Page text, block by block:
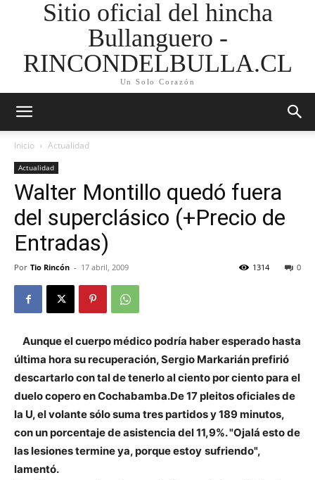
Sitio oficial del hincha
Bullanguero -
RINCONDELBULLA.CL
Un Solo Corazón
Inicio Actualidad
Actualidad
Walter Montillo quedó fuera
del superclásico (+Precio de
Entradas)
Por Tio Rincón - 17 abril, 2009 0
1314
Aunque el cuerpo médico podría haber esperado hasta
última hora su recuperación, Sergio Markarián prefirió
descartarlo con tal de tenerlo al ciento por ciento para el
duelo copero en Cochabamba.De 17 pleitos oficiales de
la U, el volante sólo suma tres partidos y 189 minutos,
con un porcentaje de asistencia del 11,9%. "Ojalá esto de
las lesiones termine ya, porque estoy sufriendo",
lamentó.